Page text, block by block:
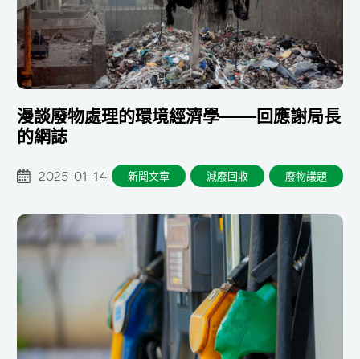
漫談廢物處理的環境經濟學——回應謝局長
的網誌
2025-01-14 新聞文章 減廢回收 廢物議題